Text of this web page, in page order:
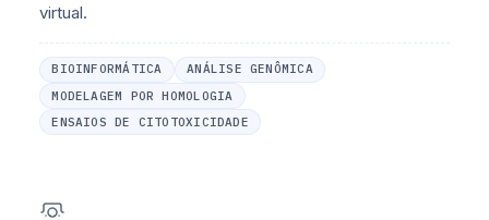
virtual.
BIOINFORMÁTICA
ANÁLISE GENÔMICA
MODELAGEM POR HOMOLOGIA
ENSAIOS DE CITOTOXICIDADE